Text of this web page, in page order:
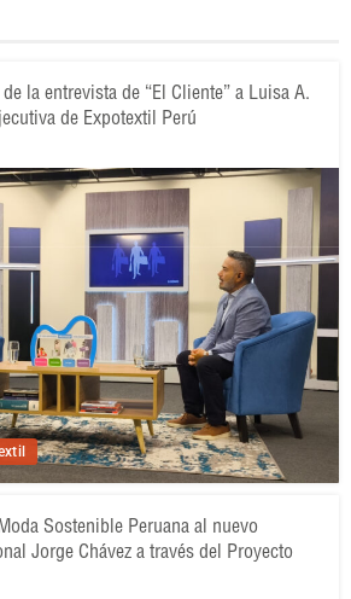
la entrevista de “El Cliente” a Luisa A.
de Expotextil Perú
Sostenible Peruana al nuevo
Jorge Chávez a través del Proyecto